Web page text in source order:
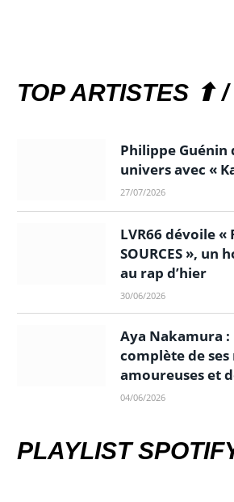
TOP ARTISTES ⬆ /
Philippe Guénin
univers avec «
27/07/2026
LVR66 dévoile «
SOURCES », un
au rap d’hier
30/06/2026
Aya Nakamura
complète de
amoureuses et
04/06/2026
PLAYLIST